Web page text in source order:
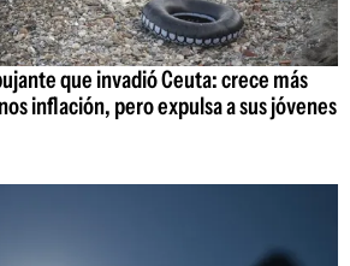
que invadió Ceuta: crece más
inflación, pero expulsa a sus jóvenes